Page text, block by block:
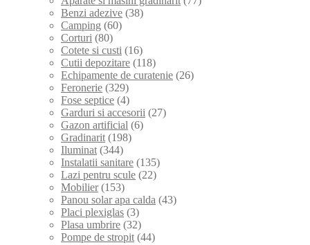
Benzi adezive (38)
Camping (60)
Corturi (80)
Cotete si custi (16)
Cutii depozitare (118)
Echipamente de curatenie (26)
Feronerie (329)
Fose septice (4)
Garduri si accesorii (27)
Gazon artificial (6)
Gradinarit (198)
Iluminat (344)
Instalatii sanitare (135)
Lazi pentru scule (22)
Mobilier (153)
Panou solar apa calda (43)
Placi plexiglas (3)
Plasa umbrire (32)
Pompe de stropit (44)